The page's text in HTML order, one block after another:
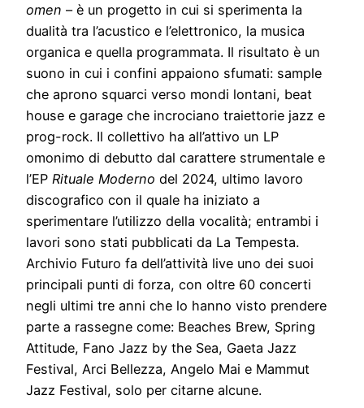
omen – è un progetto in cui si sperimenta la
dualità tra l’acustico e l’elettronico, la musica
organica e quella programmata. Il risultato è un
suono in cui i confini appaiono sfumati: sample
che aprono squarci verso mondi lontani, beat
house e garage che incrociano traiettorie jazz e
prog-rock. Il collettivo ha all’attivo un LP
omonimo di debutto dal carattere strumentale e
l’EP Rituale Moderno del 2024, ultimo lavoro
discografico con il quale ha iniziato a
sperimentare l’utilizzo della vocalità; entrambi i
lavori sono stati pubblicati da La Tempesta.
Archivio Futuro fa dell’attività live uno dei suoi
principali punti di forza, con oltre 60 concerti
negli ultimi tre anni che lo hanno visto prendere
parte a rassegne come: Beaches Brew, Spring
Attitude, Fano Jazz by the Sea, Gaeta Jazz
Festival, Arci Bellezza, Angelo Mai e Mammut
Jazz Festival, solo per citarne alcune.